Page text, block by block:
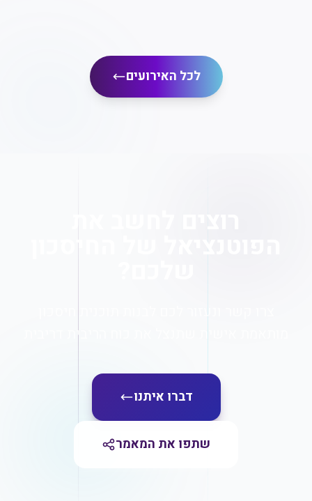
לכל האירועים
רוצים לחשב את
הפוטנציאל של החיסכון
צרו קשר ונעזור לכם לבנות תוכנית חיסכון
מותאמת אישית שתנצל את כוח הריבית דריבית
דברו איתנו
שתפו את המאמר